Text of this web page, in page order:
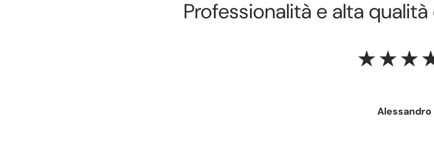
Professionalità e alta
Alessandro